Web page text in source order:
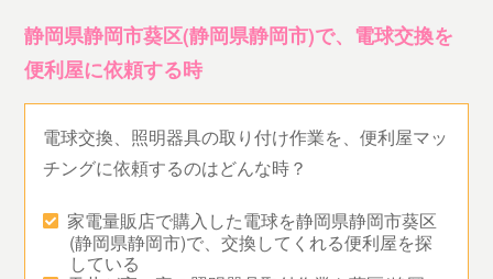
静岡県静岡市葵区(静岡県静岡市)で、電球交換を
便利屋に依頼する時
電球交換、照明器具の取り付け作業を、便利屋マッ
チングに依頼するのはどんな時？
家電量販店で購入した電球を静岡県静岡市葵区
(静岡県静岡市)で、交換してくれる便利屋を探
している